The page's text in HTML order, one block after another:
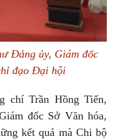
Đảng ủy, Giám đốc
đạo Đại hội
chí Trần Hồng Tiến,
đốc Sở Văn hóa,
kết quả mà Chi bộ